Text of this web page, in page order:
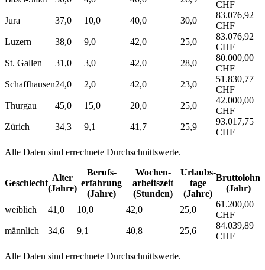
CHF
Jura
37,0 10,0 40,0 30,0
83.076,92
CHF
Luzern
38,0 9,0 42,0 25,0
83.076,92
CHF
St. Gallen
31,0 3,0 42,0 28,0
80.000,00
CHF
Schaffhausen24,0 2,0 42,0 23,0
51.830,77
CHF
Thurgau
45,0 15,0 20,0 25,0
42.000,00
CHF
Zürich
34,3 9,1 41,7 25,9
93.017,75
CHF
Alle Daten sind errechnete Durchschnittswerte.
Geschlecht
Alter
(Jahre)
Berufs­
erfahrung
(Jahre)
Wochen­
arbeitszeit
(Stunden)
Urlaubs­
tage
(Jahre)
Bruttolohn
(Jahr)
weiblich 41,0 10,0 42,0 25,0
61.200,00
CHF
männlich
34,6 9,1 40,8 25,6
84.039,89
CHF
Alle Daten sind errechnete Durchschnittswerte.